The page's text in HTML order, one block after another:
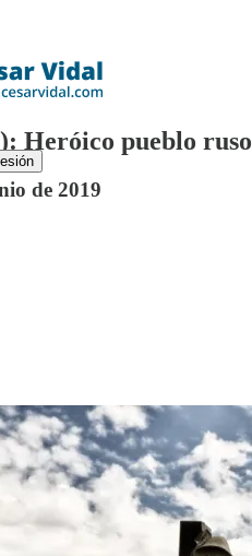
Heróico pueblo ruso
de 2019